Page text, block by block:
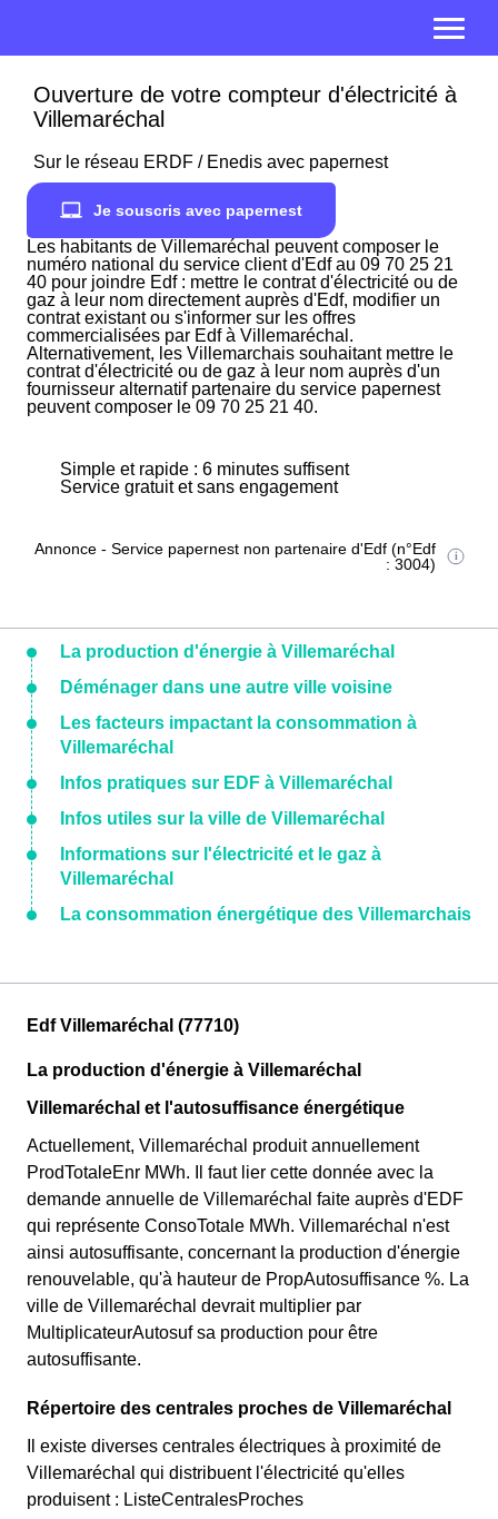
Ouverture de votre compteur d'électricité à
Villemaréchal
Sur le réseau ERDF / Enedis avec papernest
Je souscris avec papernest
Les habitants de Villemaréchal peuvent composer le
numéro national du service client d'Edf au 09 70 25 21
40 pour joindre Edf : mettre le contrat d'électricité ou de
gaz à leur nom directement auprès d'Edf, modifier un
contrat existant ou s'informer sur les offres
commercialisées par Edf à Villemaréchal.
Alternativement, les Villemarchais souhaitant mettre le
contrat d'électricité ou de gaz à leur nom auprès d'un
fournisseur alternatif partenaire du service papernest
peuvent composer le 09 70 25 21 40.
Simple et rapide : 6 minutes suffisent
Service gratuit et sans engagement
Annonce - Service papernest non partenaire d'Edf (n°Edf
: 3004)
La production d'énergie à Villemaréchal
Déménager dans une autre ville voisine
Les facteurs impactant la consommation à
Villemaréchal
Infos pratiques sur EDF à Villemaréchal
Infos utiles sur la ville de Villemaréchal
Informations sur l'électricité et le gaz à
Villemaréchal
La consommation énergétique des Villemarchais
Edf Villemaréchal (77710)
La production d'énergie à Villemaréchal
Villemaréchal et l'autosuffisance énergétique
Actuellement, Villemaréchal produit annuellement
ProdTotaleEnr MWh. Il faut lier cette donnée avec la
demande annuelle de Villemaréchal faite auprès d'EDF
qui représente ConsoTotale MWh. Villemaréchal n'est
ainsi autosuffisante, concernant la production d'énergie
renouvelable, qu'à hauteur de PropAutosuffisance %. La
ville de Villemaréchal devrait multiplier par
MultiplicateurAutosuf sa production pour être
autosuffisante.
Répertoire des centrales proches de Villemaréchal
Il existe diverses centrales électriques à proximité de
Villemaréchal qui distribuent l'électricité qu'elles
produisent : ListeCentralesProches